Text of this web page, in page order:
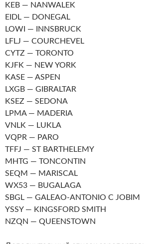
KEB — NANWALEK
EIDL — DONEGAL
LOWI — INNSBRUCK
LFLJ — COURCHEVEL
CYTZ — TORONTO
KJFK — NEW YORK
KASE — ASPEN
LXGB — GIBRALTAR
KSEZ — SEDONA
LPMA — MADERIA
VNLK — LUKLA
VQPR — PARO
TFFJ — ST BARTHELEMY
MHTG — TONCONTIN
SEQM — MARISCAL
WX53 — BUGALAGA
SBGL — GALEAO-ANTONIO C JOBIM
YSSY — KINGSFORD SMITH
NZQN — QUEENSTOWN